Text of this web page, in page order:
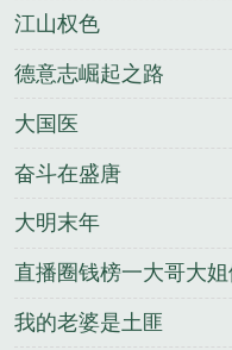
江山权色
德意志崛起之路
大国医
奋斗在盛唐
大明末年
直播圈钱榜一大哥大
枫孙晨免费阅读完整版
我的老婆是土匪